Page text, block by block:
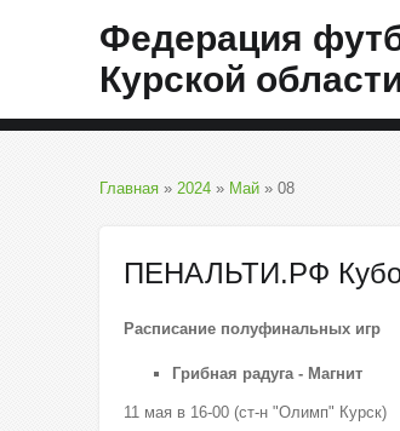
Федерация
Курской
Главная » 2024 » Май » 08
ПЕНАЛЬТИ.РФ Кубок
Расписание полуфинальных игр
Грибная радуга - Магнит
11 мая в 16-00 (ст-н "Олимп" Курск)